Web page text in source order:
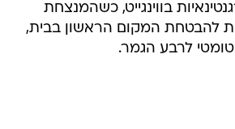
בווינגייט, כשהמנצחת
להבטחת המקום הראשון בבית,
לרבע הגמר.